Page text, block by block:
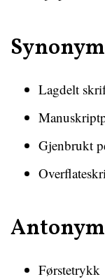
Lagdelt
Gjenbrukt
Førstetrykk